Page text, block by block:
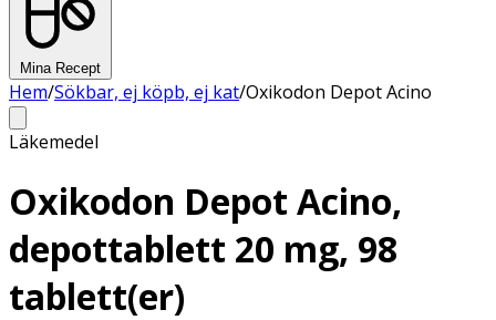
Mina Recept
Hem/Sökbar, ej köpb, ej kat/Oxikodon Depot Acino
Läkemedel
Oxikodon Depot Acino,
depottablett 20 mg, 98
tablett(er)